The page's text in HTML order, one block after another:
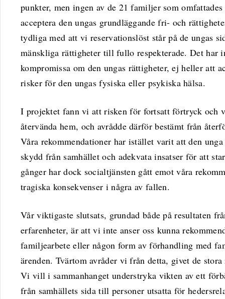
punkter, men ingen av de 21 familjer som
acceptera den ungas grundläggande fri- och
tydliga med att vi reservationslöst står på de ungas
mänskliga rättigheter till fullo respekterade. Det har
kompromissa om den ungas rättigheter, ej heller att
risker för den ungas fysiska eller psykiska hälsa.
I projektet fann vi att risken för fortsatt förtryck och
återvända hem, och avrådde därför bestämt från
Våra rekommendationer har istället varit att den
skydd från samhället och adekvata insatser för att
gånger har dock socialtjänsten gått emot våra
tragiska konsekvenser i några av fallen.
Vår viktigaste slutsats, grundad både på resultaten
erfarenheter, är att vi inte anser oss kunna
familjearbete eller någon form av förhandling med
ärenden. Tvärtom avråder vi från detta, givet de
Vi vill i sammanhanget understryka vikten av ett
från samhällets sida till personer utsatta för